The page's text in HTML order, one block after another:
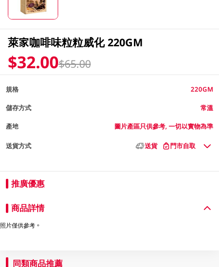
萊家咖啡味粒粒威化 220GM
$32.00$65.00
規格 220GM
儲存方式 常溫
產地 圖片產區只供參考, 一切以實物為準
送貨方式 送貨 門市自取
推廣優惠
商品詳情
照片僅供參考。
同類商品推薦